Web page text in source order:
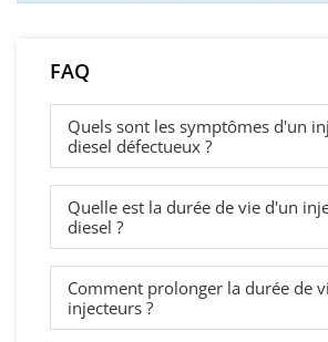
FAQ
Quels sont les symptômes d'un
diesel défectueux ?
Quelle est la durée de vie d'un
diesel ?
Comment prolonger la durée de
injecteurs ?